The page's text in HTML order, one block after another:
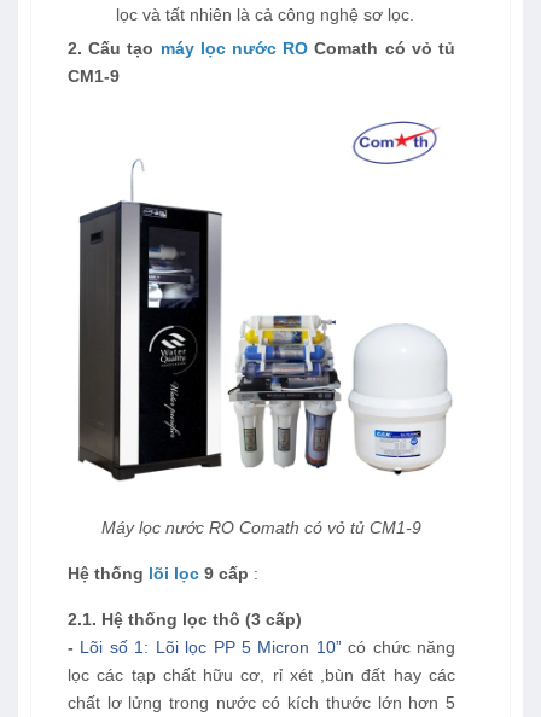
lọc và tất nhiên là cả công nghệ sơ lọc.
2. Cấu tạo máy lọc nước RO Comath có vỏ tủ
CM1-9
Máy lọc nước RO Comath có vỏ tủ CM1-9
Hệ thống lõi lọc 9 cấp :
2.1. Hệ thống lọc thô (3 cấp)
- Lõi số 1: Lõi lọc PP 5 Micron 10”có chức năng
lọc các tạp chất hữu cơ, rỉ xét ,bùn đất hay các
chất lơ lửng trong nước có kích thước lớn hơn 5